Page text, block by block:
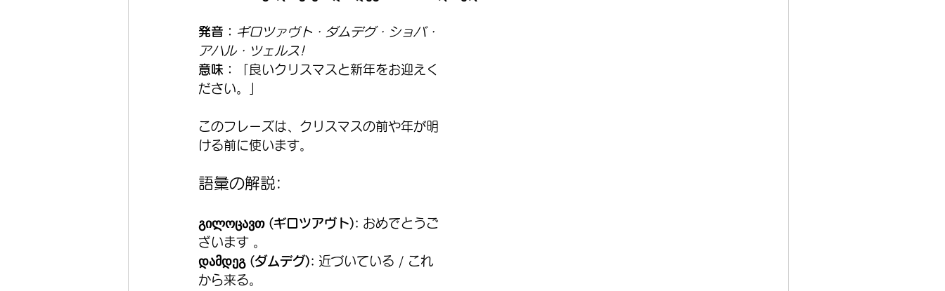
発音： ギロツァヴト・ダムデグ・ショバ・
アハル・ツェルス!
意味：
「良いクリスマスと新年をお迎えく
ださい。」
このフレーズは、クリスマスの前や年が明
ける前に使います。
語彙の解説:
გილოცავთ (ギロツアヴト): おめでとうご
ざいます 。
დამდეგ (ダムデグ): 近づいている / これ
から来る。